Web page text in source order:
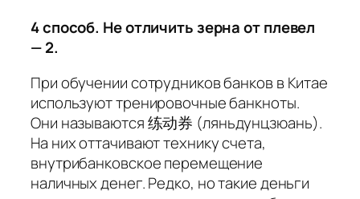
4 способ. Не отличить зерна от плевел
— 2.
При обучении сотрудников банков в Китае
используют тренировочные банкноты.
Они называются 练动券 (ляньдунцзюань).
На них оттачивают технику счета,
внутрибанковское перемещение
наличных денег. Редко, но такие деньги